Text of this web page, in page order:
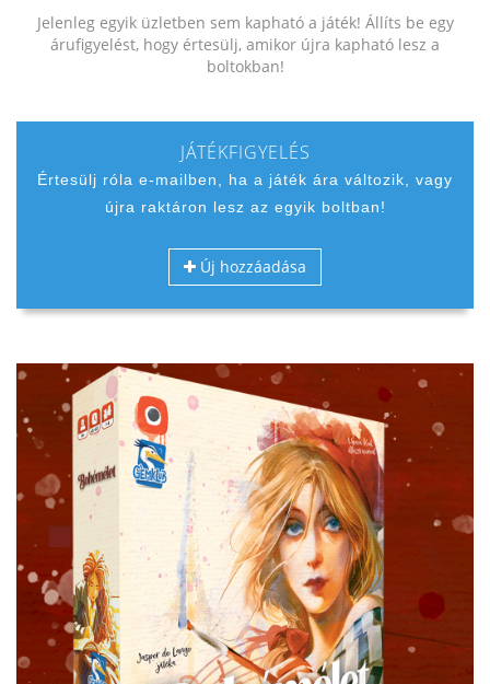
Jelenleg egyik üzletben sem kapható a játék! Állíts be egy
árufigyelést, hogy értesülj, amikor újra kapható lesz a
boltokban!
JÁTÉKFIGYELÉS
Értesülj róla e-mailben, ha a játék ára változik, vagy
újra raktáron lesz az egyik boltban!
Új hozzáadása